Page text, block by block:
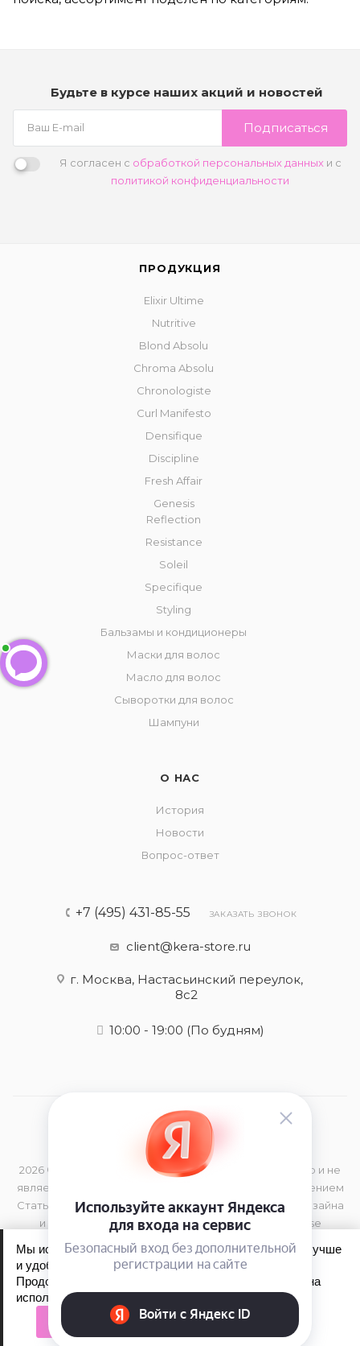
Будьте в курсе наших акций и новостей
Подписаться
Я согласен с обработкой персональных данных и с
политикой конфиденциальности
ПРОДУКЦИЯ
Elixir Ultime
Nutritive
Blond Absolu
Chroma Absolu
Chronologiste
Curl Manifesto
Densifique
Discipline
Fresh Affair
Genesis
Reflection
Resistance
Soleil
Specifique
Styling
Бальзамы и кондиционеры
Маски для волос
Масло для волос
Сыворотки для волос
Шампуни
О НАС
История
Новости
Вопрос-ответ
+7 (495) 431-85-55 ЗАКАЗАТЬ ЗВОНОК
client@kera-store.ru
г. Москва, Настасьинский переулок,
8с2
10:00 - 19:00 (По будням)
2026 © Данный сайт носит информационный характер и не
является публичной офертой, определяемой положением
Статьи 437 (2) Гражданского Кодекса РФ Элементы дизайна
и торговая марка принадлежат компании Kerastase
Обработка персональных данных
Политика конфиденциальности
Мы используем файлы cookie, чтобы сайт работал лучше
и удобнее для вас.
Продолжая пользоваться сайтом, вы соглашаетесь на
использование файлов cookie.
Принять